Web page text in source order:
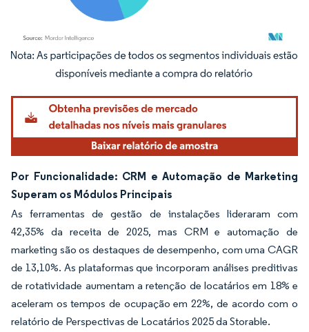
Imagem © Mordor Intelligence. O reuso requer atribuição conforme CC BY 4.0.
Por Funcionalidade: CRM e Automação de Marketing
Superam os Módulos Principais
As ferramentas de gestão de instalações lideraram com
42,35% da receita de 2025, mas CRM e automação de
marketing são os destaques de desempenho, com uma CAGR
de 13,10%. As plataformas que incorporam análises preditivas
de rotatividade aumentam a retenção de locatários em 18% e
aceleram os tempos de ocupação em 22%, de acordo com o
relatório de Perspectivas de Locatários 2025 da Storable.